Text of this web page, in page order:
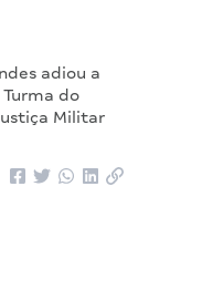
adiou a
do
Militar